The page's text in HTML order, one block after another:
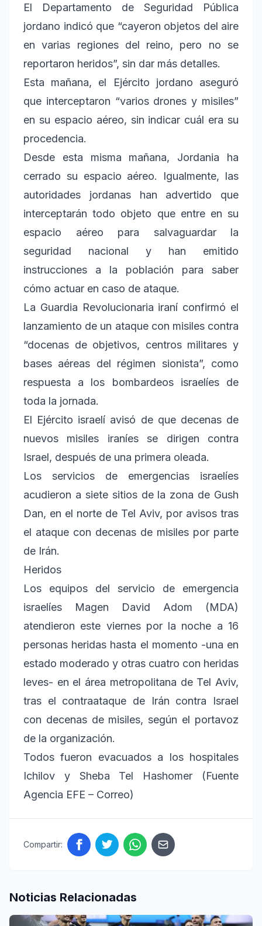
El Departamento de Seguridad Pública
jordano indicó que “cayeron objetos del aire
en varias regiones del reino, pero no se
reportaron heridos”, sin dar más detalles.
Esta mañana, el Ejército jordano aseguró
que interceptaron “varios drones y misiles”
en su espacio aéreo, sin indicar cuál era su
procedencia.
Desde esta misma mañana, Jordania ha
cerrado su espacio aéreo. Igualmente, las
autoridades jordanas han advertido que
interceptarán todo objeto que entre en su
espacio aéreo para salvaguardar la
seguridad nacional y han emitido
instrucciones a la población para saber
cómo actuar en caso de ataque.
La Guardia Revolucionaria iraní confirmó el
lanzamiento de un ataque con misiles contra
“docenas de objetivos, centros militares y
bases aéreas del régimen sionista”, como
respuesta a los bombardeos israelíes de
toda la jornada.
El Ejército israelí avisó de que decenas de
nuevos misiles iraníes se dirigen contra
Israel, después de una primera oleada.
Los servicios de emergencias israelíes
acudieron a siete sitios de la zona de Gush
Dan, en el norte de Tel Aviv, por avisos tras
el ataque con decenas de misiles por parte
de Irán.
Heridos
Los equipos del servicio de emergencia
israelíes Magen David Adom (MDA)
atendieron este viernes por la noche a 16
personas heridas hasta el momento -una en
estado moderado y otras cuatro con heridas
leves- en el área metropolitana de Tel Aviv,
tras el contraataque de Irán contra Israel
con decenas de misiles, según el portavoz
de la organización.
Todos fueron evacuados a los hospitales
Ichilov y Sheba Tel Hashomer (Fuente
Agencia EFE – Correo)
Compartir:
Noticias Relacionadas